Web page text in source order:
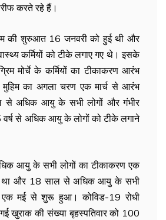
करते रहे हैं।
की शुरुआत 16 जनवरी को हुई थी और
कर्मियों को टीके लगाए गए थे। इसके
मोर्चे के कर्मियों का टीकाकरण आरंभ
का अगला चरण एक मार्च से आरंभ
से अधिक आयु के सभी लोगों और गंभीर
वर्ष से अधिक आयु के लोगों को टीके लगाने
आयु के सभी लोगों का टीकाकरण एक
और 18 साल से अधिक आयु के सभी
एक मई से शुरू हुआ। कोविड-19 रोधी
खुराक की संख्या बृहस्पतिवार को 100